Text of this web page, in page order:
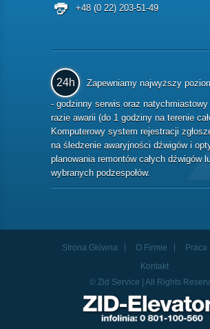
+48 (0 22) 203-51-49
24h
Zapewniamy najwyższy
- godzinny serwis oraz natychmiastowy
razie awarii (do 1 godziny na terenie
Komputerowy system rejestracji
na śledzenie awaryjności dźwigów i
planowania remontów całych dźwigów
wybranych podzespołów.
Strona Główna O Firmie Praca
Kontakt
© Zid Service | All Rights